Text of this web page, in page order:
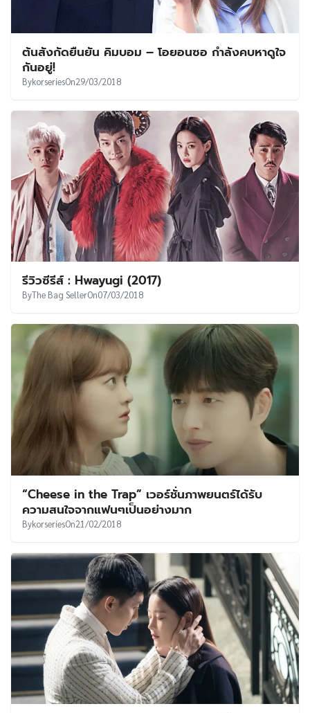
ต้นสังกัดยืนยัน คิมบอม – โอยอนซอ กำลังคบหาดูใจ
กันอยู่!
BykorseriesOn29/03/2018
รีวิวซีรีส์ : Hwayugi (2017)
ByThe Bag SellerOn07/03/2018
“Cheese in the Trap” เวอร์ชั่นภาพยนตร์ได้รับ
ความสนใจจากแฟนๆเป็นอย่างมาก
BykorseriesOn21/02/2018